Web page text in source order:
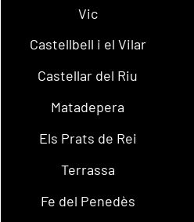
Vic
Castellbell i el Vilar
Castellar del Riu
Matadepera
Els Prats de Rei
Terrassa
Fe del Penedès